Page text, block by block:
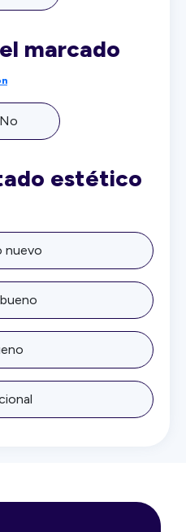
marcado
No
estético
nuevo